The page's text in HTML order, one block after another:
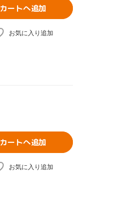
カートへ追加
お気に入り追加
カートへ追加
お気に入り追加